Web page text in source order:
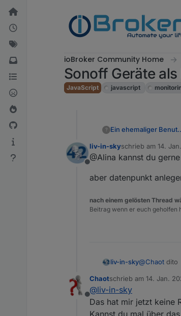
Weiter zum Inhalt
ioBroker Community Home
Sonoff Geräte
JavaScript javascript
? Ein
Offline
liv-in-skyschrieb am 14.
zuletzt editiert von
@Alina kannst du
aber datenpunkt
nach einem gelösten Thread
Beitrag wenn er euch geholfen
liv-in-sky@Chaot dito
Offline
Chaotschrieb am 14. Jan.
zuletzt editiert von
@liv-in-sky
Das hat mir jetzt keine
Kannst du mal über